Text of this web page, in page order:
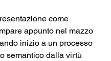
come
appunto nel mazzo
inizio a un processo
semantico dalla virtù